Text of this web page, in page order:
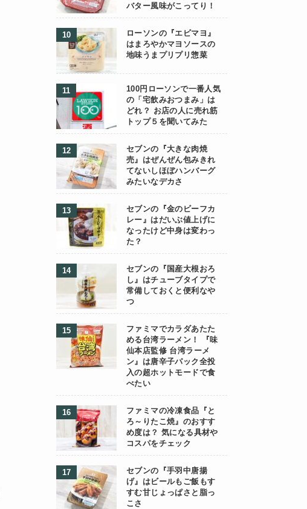
バター風味がこってり！
ローソンの『エビマヨ』
はまろやかマヨソースの
地味うまプリプリ惣菜
100円ローソンで一番人気
の「宅飲みおつまみ」は
どれ？ お店の人に売れ筋
トップ５を聞いてみた
セブンの『大きな肉焼
売』はぜんぜん包みきれ
てないしほぼハンバーグ
みたいなデカさ
セブンの『金のビーフカ
レー』はだいぶ値上げに
なったけど中身は変わっ
た？
セブンの『国産大根おろ
し』はチューブタイプで
常備しておくと便利なや
つ
ファミマでカラダあたた
める台湾ラーメン！ 『味
仙本店監修 台湾ラーメ
ン』は唐辛子パック全投
入の超ホットモードで食
べたい
ファミマの冷凍食品『と
ろ～りたこ焼』のおすす
め度は？ 気になる具材や
コスパをチェック
セブンの『手羽中唐揚
げ』はビールもご飯もす
すむ甘じょっぱさと脂っ
こさ